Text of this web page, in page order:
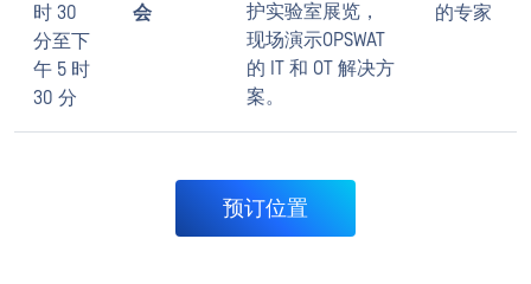
时 30
分至下
午 5 时
30 分
会
护实验室展览，
现场演示OPSWAT
的 IT 和 OT 解决方
案。
的专家
预订位置